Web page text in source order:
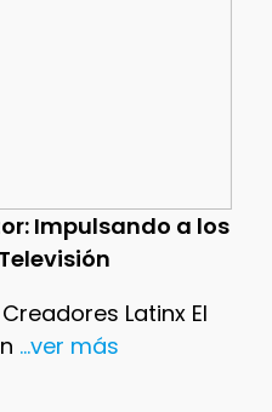
Impulsando a los
Latinx El
...ver más